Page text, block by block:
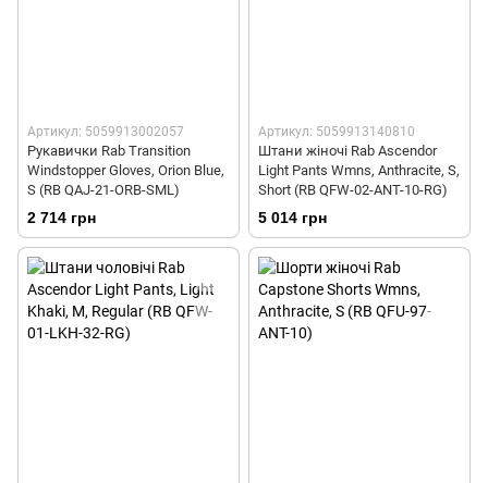
Артикул: 5059913002057
Рукавички Rab Transition
Windstopper Gloves, Orion Blue,
S (RB QAJ-21-ORB-SML)
2 714 грн
Артикул: 5059913140810
Штани жіночі Rab Ascendor
Light Pants Wmns, Anthracite, S,
Short (RB QFW-02-ANT-10-RG)
5 014 грн